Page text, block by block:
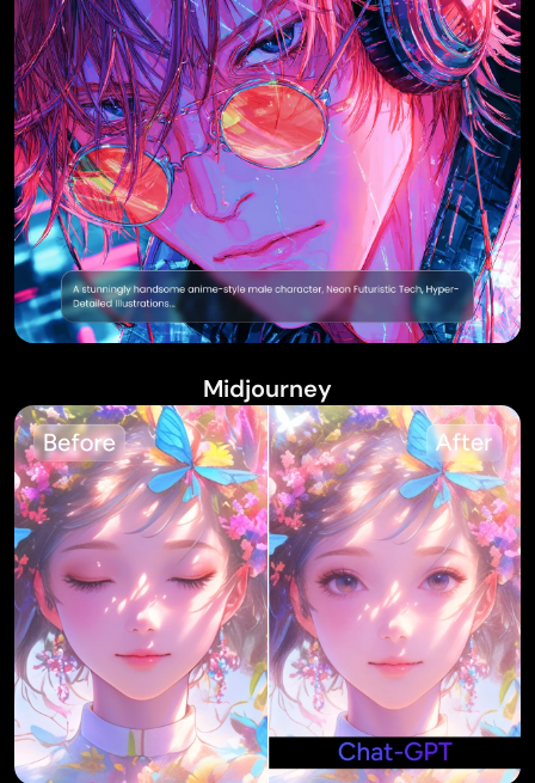
Midjourney